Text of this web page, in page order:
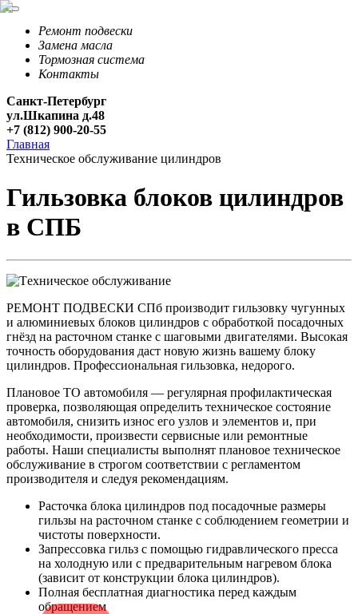
Ремонт подвески
Замена масла
Тормозная система
Контакты
Санкт-Петербург
ул.Шкапина д.48
+7 (812) 900-20-55
Главная
Техническое обслуживание цилиндров
Гильзовка блоков цилиндров
в СПБ
РЕМОНТ ПОДВЕСКИ СПб производит гильзовку чугунных
и алюминиевых блоков цилиндров с обработкой посадочных
гнёзд на расточном станке с шаговыми двигателями. Высокая
точность оборудования даст новую жизнь вашему блоку
цилиндров. Профессиональная гильзовка, недорого.
Плановое ТО автомобиля — регулярная профилактическая
проверка, позволяющая определить техническое состояние
автомобиля, снизить износ его узлов и элементов и, при
необходимости, произвести сервисные или ремонтные
работы. Наши специалисты выполнят плановое техническое
обслуживание в строгом соответствии с регламентом
производителя и следуя рекомендациям.
Расточка блока цилиндров под посадочные размеры
гильзы на расточном станке с соблюдением геометрии и
чистоты поверхности.
Запрессовка гильз с помощью гидравлического пресса
на холодную или с предварительным нагревом блока
(зависит от конструкции блока цилиндров).
Полная бесплатная диагностика перед каждым
обращением